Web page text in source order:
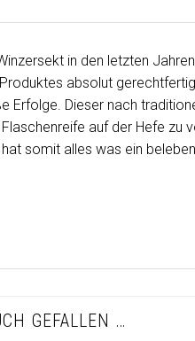
in den letzten
absolut
Erfolge. Dieser nach
auf der Hefe zu
somit alles was ein
GEFALLEN …